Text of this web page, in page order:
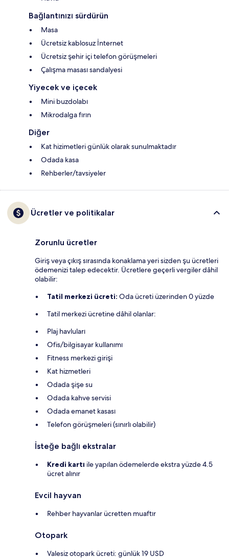
Bağlantınızı sürdürün
Masa
Ücretsiz kablosuz İnternet
Ücretsiz şehir içi telefon görüşmeleri
Çalışma masası sandalyesi
Yiyecek ve içecek
Mini buzdolabı
Mikrodalga fırın
Diğer
Kat hizimetleri günlük olarak sunulmaktadır
Odada kasa
Rehberler/tavsiyeler
Ücretler ve politikalar
Zorunlu ücretler
Giriş veya çıkış sırasında konaklama yeri sizden şu ücretleri
ödemenizi talep edecektir. Ücretlere geçerli vergiler dâhil
olabilir:
Tatil merkezi ücreti: Oda ücreti üzerinden 0 yüzde
Tatil merkezi ücretine dâhil olanlar:
Plaj havluları
Ofis/bilgisayar kullanımı
Fitness merkezi girişi
Kat hizmetleri
Odada şişe su
Odada kahve servisi
Odada emanet kasası
Telefon görüşmeleri (sınırlı olabilir)
İsteğe bağlı ekstralar
Kredi kartı ile yapılan ödemelerde ekstra yüzde 4.5
ücret alınır
Evcil hayvan
Rehber hayvanlar ücretten muaftır
Otopark
Valesiz otopark ücreti: günlük 19 USD